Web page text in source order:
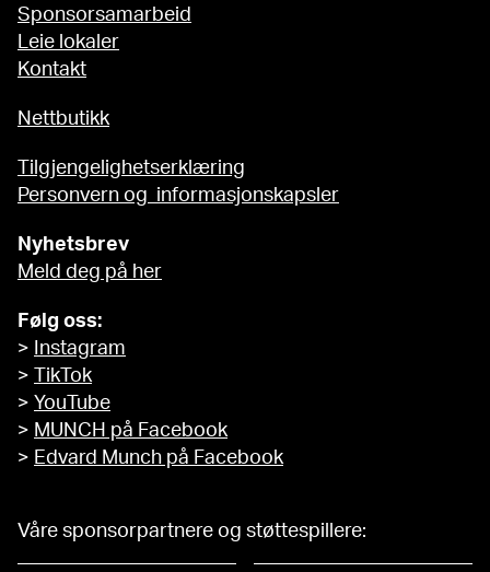
Sponsorsamarbeid
Leie lokaler
Kontakt
Nettbutikk
Tilgjengelighetserklæring
Personvern og informasjonskapsler
Nyhetsbrev
Meld deg på her
Følg oss:
>
Instagram
>
TikTok
> YouTube
> MUNCH på Facebook
> Edvard Munch på Facebook
Våre sponsorpartnere og støttespillere: